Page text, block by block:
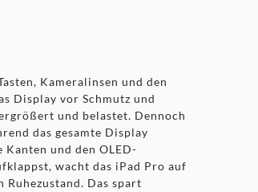
Kameralinsen und den
Display vor Schmutz und
und belastet. Dennoch
das gesamte Display
und den OLED-
wacht das iPad Pro auf
Das spart